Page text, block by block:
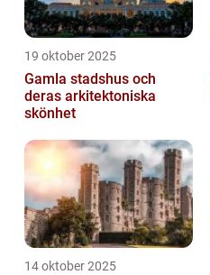
19 oktober 2025
Gamla stadshus och
deras arkitektoniska
skönhet
14 oktober 2025